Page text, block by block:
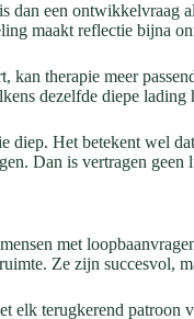
dan een
maakt reflectie bijna
kan therapie meer
dezelfde diepe
diep. Het betekent wel
Dan is vertragen geen
met
Ze zijn succesvol,
terugkerend patroon